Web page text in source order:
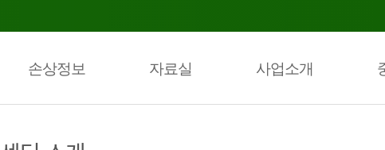
손상정보 자료실 사업소개